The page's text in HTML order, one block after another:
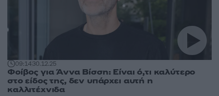
09:1430.12.25
Φοίβος για Άννα Βίσση: Είναι ό,τι καλύτερο
στο είδος της, δεν υπάρχει αυτή η
καλλιτέχνιδα